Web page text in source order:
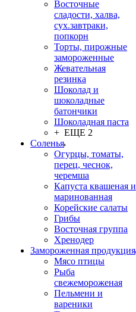
Восточные
сладости, халва,
сух.завтраки,
попкорн
Торты, пирожные
замороженные
Жевательная
резинка
Шоколад и
шоколадные
батончики
Шоколадная паста
+ ЕЩЕ 2
Соленья
Огурцы, томаты,
перец, чеснок,
черемша
Капуста квашеная и
маринованная
Корейские салаты
Грибы
Восточная группа
Хренодер
Замороженная продукция
Мясо птицы
Рыба
свежемороженая
Пельмени и
вареники